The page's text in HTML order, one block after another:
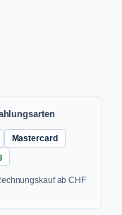
Mastercard
ab CHF